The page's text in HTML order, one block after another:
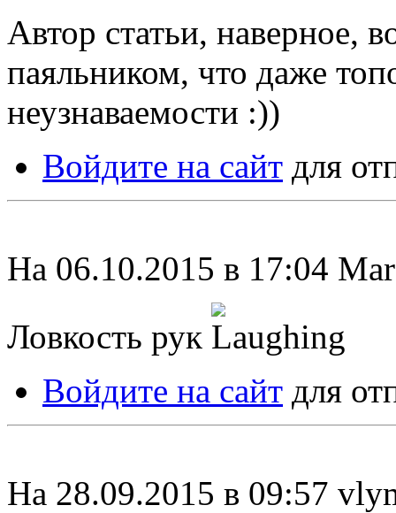
Автор статьи, наверное,
паяльником, что даже
неузнаваемости :))
Войдите на сайт для
На 06.10.2015 в 17:04
Ловкость рук
Войдите на сайт для
На 28.09.2015 в 09:57